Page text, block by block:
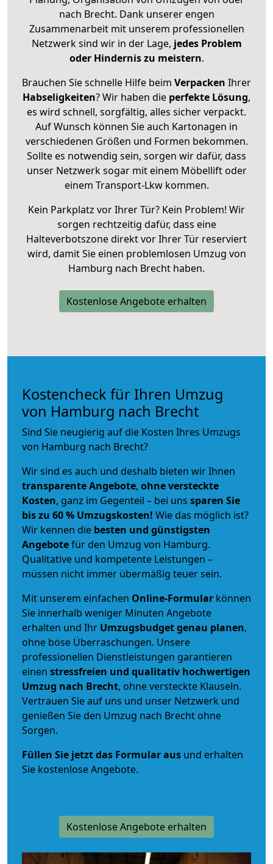
nach Brecht. Dank unserer engen
Zusammenarbeit mit unserem professionellen
Netzwerk sind wir in der Lage, jedes Problem
oder Hindernis zu meistern.
Brauchen Sie schnelle Hilfe beim Verpacken Ihrer
Habseligkeiten? Wir haben die perfekte Lösung,
es wird schnell, sorgfältig, alles sicher verpackt.
Auf Wunsch können Sie auch Kartonagen in
verschiedenen Größen und Formen bekommen.
Sollte es notwendig sein, sorgen wir dafür, dass
unser Netzwerk sogar mit einem Möbellift oder
einem Transport-Lkw kommen.
Kein Parkplatz vor Ihrer Tür? Kein Problem! Wir
sorgen rechtzeitig dafür, dass eine
Halteverbotszone direkt vor Ihrer Tür reserviert
wird, damit Sie einen problemlosen Umzug von
Hamburg nach Brecht haben.
Kostenlose Angebote erhalten
Kostencheck für Ihren Umzug
von Hamburg nach Brecht
Sind Sie neugierig auf die Kosten Ihres Umzugs
von Hamburg nach Brecht?
Wir sind es auch und deshalb bieten wir Ihnen
transparente Angebote, ohne versteckte
Kosten, ganz im Gegenteil – bei uns sparen Sie
bis zu 60 % Umzugskosten! Wie das möglich ist?
Wir kennen die besten und günstigsten
Angebotefür den Umzug von Hamburg.
Qualitative und kompetente Leistungen –
müssen nicht immer übermäßig teuer sein.
Mit unserem einfachen Online-Formular können
Sie innerhalb weniger Minuten Angebote
erhalten und Ihr Umzugsbudgetgenau planen,
ohne böse Überraschungen. Unsere
professionellen Dienstleistungen garantieren
einen stressfreien und qualitativ hochwertigen
Umzug nach Brecht, ohne versteckte Klauseln.
Vertrauen Sie auf uns und unser Netzwerk und
genießen Sie den Umzug nach Brecht ohne
Sorgen.
Füllen Sie jetzt das Formular aus und erhalten
Sie kostenlose Angebote.
Kostenlose Angebote erhalten